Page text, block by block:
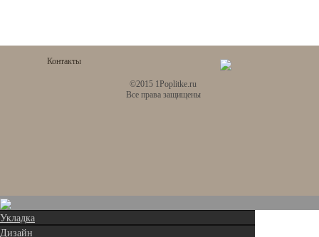
Контакты
©2015 1Poplitke.ru
Все права защищены
Укладка
Дизайн